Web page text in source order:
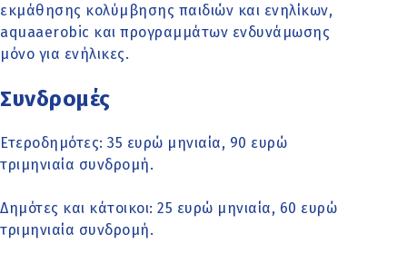
εκμάθησης κολύμβησης παιδιών και ενηλίκων,
aquaaerobic και προγραμμάτων ενδυνάμωσης
μόνο για ενήλικες.
Συνδρομές
Ετεροδημότες: 35 ευρώ μηνιαία, 90 ευρώ
τριμηνιαία συνδρομή.
Δημότες και κάτοικοι: 25 ευρώ μηνιαία, 60 ευρώ
τριμηνιαία συνδρομή.